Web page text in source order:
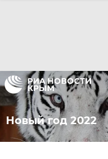
Новый год 2022